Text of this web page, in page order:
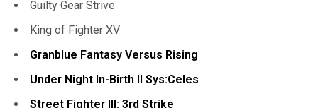
Guilty Gear Strive
King of Fighter XV
Granblue Fantasy Versus Rising
Under Night In-Birth II Sys:Celes
Street Fighter III: 3rd Strike